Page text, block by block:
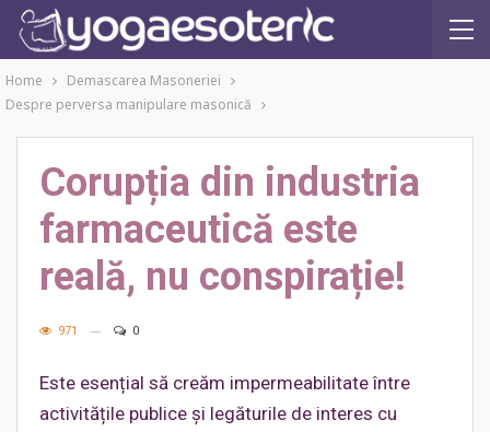
Home
Demascarea Masoneriei
Despre perversa manipulare masonică
Corupția din industria
farmaceutică este
reală, nu conspirație!
971 0
Este esențial să creăm impermeabilitate între
activitățile publice și legăturile de interes cu